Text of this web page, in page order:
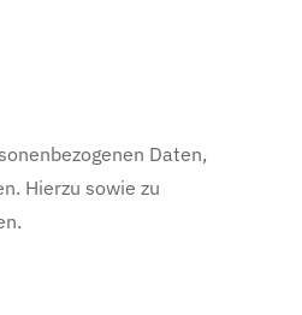
Daten,
Hierzu sowie zu